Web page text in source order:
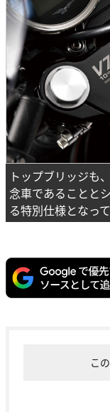
トップブリッジも
念車であることと
る特別仕様となって
こ